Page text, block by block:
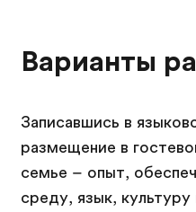
Варианты
Записавшись в
размещение в
семье – опыт,
среду, язык,